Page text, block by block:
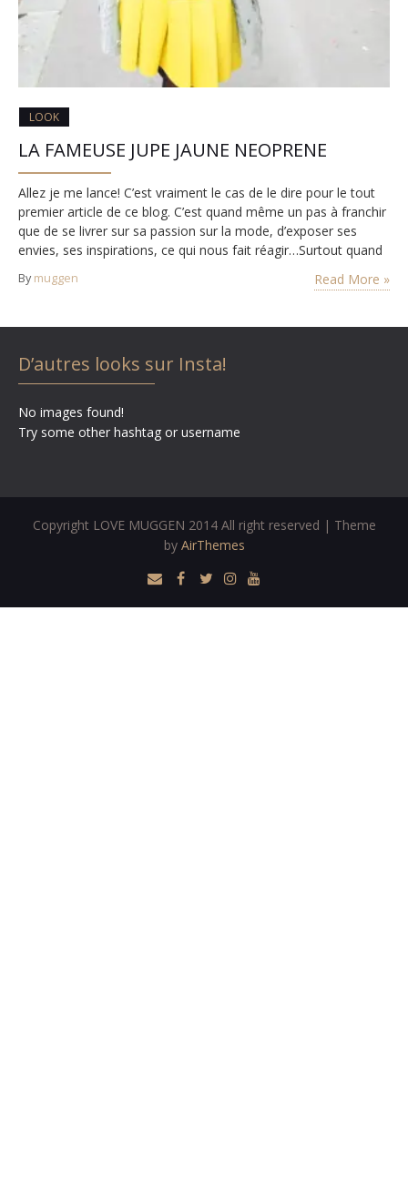
LOOK
LA FAMEUSE JUPE JAUNE NEOPRENE
Allez je me lance! C’est vraiment le cas de le dire pour le tout
premier article de ce blog. C’est quand même un pas à franchir
que de se livrer sur sa passion sur la mode, d’exposer ses
envies, ses inspirations, ce qui nous fait réagir…Surtout quand
lancée!…
By muggen Read More »
D’autres looks sur Insta!
No images found!
Try some other hashtag or username
Copyright LOVE MUGGEN 2014 All right reserved | Theme
by AirThemes